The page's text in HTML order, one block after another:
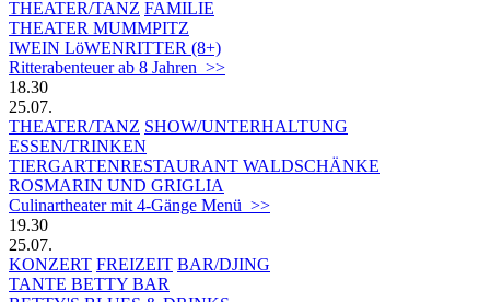
THEATER/TANZ FAMILIE
THEATER MUMMPITZ
IWEIN LöWENRITTER (8+)
Ritterabenteuer ab 8 Jahren >>
18.30
25.07.
THEATER/TANZ SHOW/UNTERHALTUNG
ESSEN/TRINKEN
TIERGARTEN­RESTAURANT WALDSCHÄNKE
ROSMARIN UND GRIGLIA
Culinartheater mit 4-Gänge Menü >>
19.30
25.07.
KONZERT FREIZEIT BAR/DJING
TANTE BETTY BAR